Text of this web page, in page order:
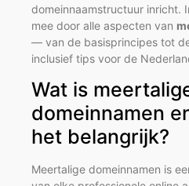
domeinnaamstructuur inricht.
mee door alle aspecten van
— van de basisprincipes tot
inclusief tips voor de
Wat is
domeinnamen
het belangrijk?
Meertalige domeinnamen is